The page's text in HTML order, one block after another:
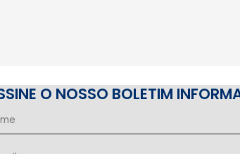
O NOSSO BOLETIM